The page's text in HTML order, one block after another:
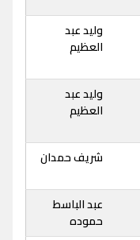
وليد عبد
العظيم
وليد عبد
العظيم
شريف حمدان
عبد الباسط
حموده